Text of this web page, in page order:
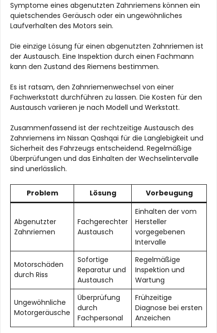
Symptome eines abgenutzten Zahnriemens können ein
quietschendes Geräusch oder ein ungewöhnliches
Laufverhalten des Motors sein.
Die einzige Lösung für einen abgenutzten Zahnriemen ist
der Austausch. Eine Inspektion durch einen Fachmann
kann den Zustand des Riemens bestimmen.
Es ist ratsam, den Zahnriemenwechsel von einer
Fachwerkstatt durchführen zu lassen. Die Kosten für den
Austausch variieren je nach Modell und Werkstatt.
Zusammenfassend ist der rechtzeitige Austausch des
Zahnriemens im Nissan Qashqai für die Langlebigkeit und
Sicherheit des Fahrzeugs entscheidend. Regelmäßige
Überprüfungen und das Einhalten der Wechselintervalle
sind unerlässlich.
Problem Lösung Vorbeugung
Abgenutzter
Zahnriemen
Fachgerechter
Austausch
Einhalten der vom
Hersteller
vorgegebenen
Intervalle
Motorschäden
durch Riss
Sofortige
Reparatur und
Austausch
Regelmäßige
Inspektion und
Wartung
Ungewöhnliche
Motorgeräusche
Überprüfung
durch
Fachpersonal
Frühzeitige
Diagnose bei ersten
Anzeichen